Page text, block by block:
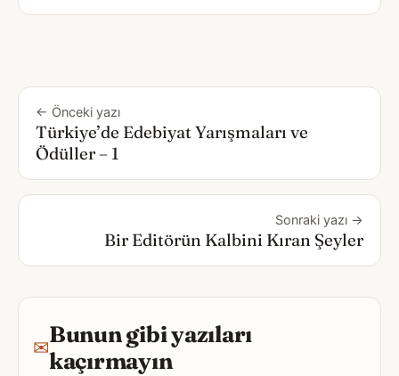
← Önceki yazı
Türkiye’de Edebiyat Yarışmaları ve
Ödüller – 1
Sonraki yazı →
Bir Editörün Kalbini Kıran Şeyler
✉Bunun gibi yazıları
kaçırmayın